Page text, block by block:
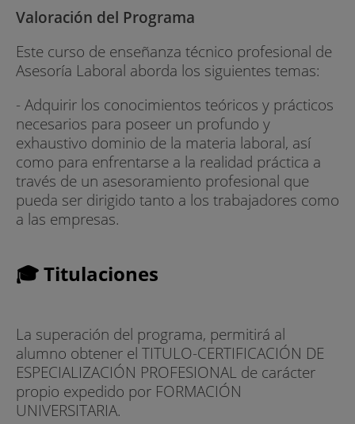
Valoración del Programa
Este curso de enseñanza técnico profesional de
Asesoría Laboral aborda los siguientes temas:
- Adquirir los conocimientos teóricos y prácticos
necesarios para poseer un profundo y
exhaustivo dominio de la materia laboral, así
como para enfrentarse a la realidad práctica a
través de un asesoramiento profesional que
pueda ser dirigido tanto a los trabajadores como
a las empresas.
🎓 Titulaciones
La superación del programa, permitirá al
alumno obtener el TITULO-CERTIFICACIÓN DE
ESPECIALIZACIÓN PROFESIONAL de carácter
propio expedido por FORMACIÓN
UNIVERSITARIA.